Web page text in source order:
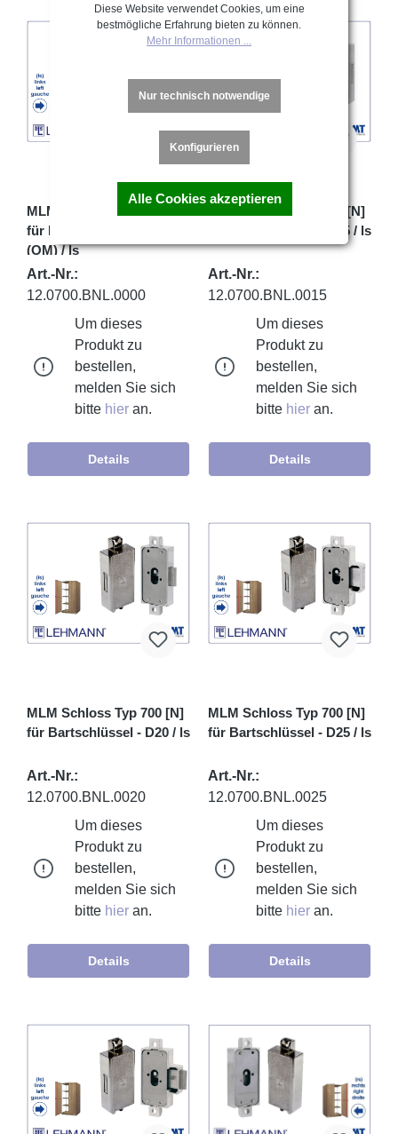
MLM Schloss Typ 700 [N]
für Bartschlüssel - D15
(OM) / ls
Art.-Nr.:
12.0700.BNL.0000
Um dieses
Produkt zu
bestellen,
melden Sie sich
bitte hier an.
Details
MLM Schloss Typ 700 [N]
für Bartschlüssel - D15 / ls
Art.-Nr.:
12.0700.BNL.0015
Um dieses
Produkt zu
bestellen,
melden Sie sich
bitte hier an.
Details
MLM Schloss Typ 700 [N]
für Bartschlüssel - D20 / ls
Art.-Nr.:
12.0700.BNL.0020
Um dieses
Produkt zu
bestellen,
melden Sie sich
bitte hier an.
Details
MLM Schloss Typ 700 [N]
für Bartschlüssel - D25 / ls
Art.-Nr.:
12.0700.BNL.0025
Um dieses
Produkt zu
bestellen,
melden Sie sich
bitte hier an.
Details
Diese Website verwendet Cookies, um eine
bestmögliche Erfahrung bieten zu können.
Mehr Informationen ...
Nur technisch notwendige
Konfigurieren
Alle Cookies akzeptieren